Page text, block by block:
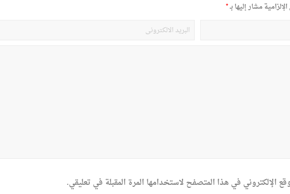
مشار إليها بـ*
الإلكتروني في هذا المتصفح لاستخدامها المرة المقبلة في تعليقي.